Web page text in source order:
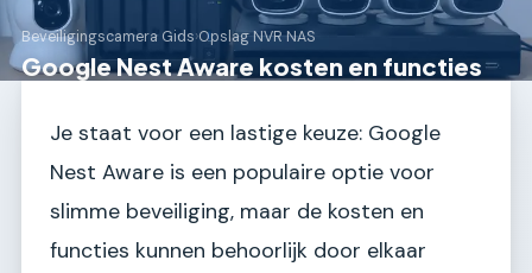
Beveiligingscamera Gids›Opslag NVR NAS
Google Nest Aware kosten en functies
Je staat voor een lastige keuze: Google
Nest Aware is een populaire optie voor
slimme beveiliging, maar de kosten en
functies kunnen behoorlijk door elkaar